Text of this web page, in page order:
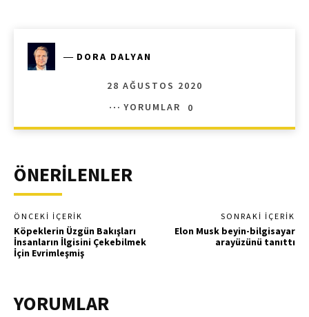
― DORA DALYAN
28 AĞUSTOS 2020
YORUMLAR
0
ÖNERİLENLER
ÖNCEKI İÇERIK
Köpeklerin Üzgün Bakışları
İnsanların İlgisini Çekebilmek
İçin Evrimleşmiş
SONRAKI İÇERIK
Elon Musk beyin-bilgisayar
arayüzünü tanıttı
YORUMLAR